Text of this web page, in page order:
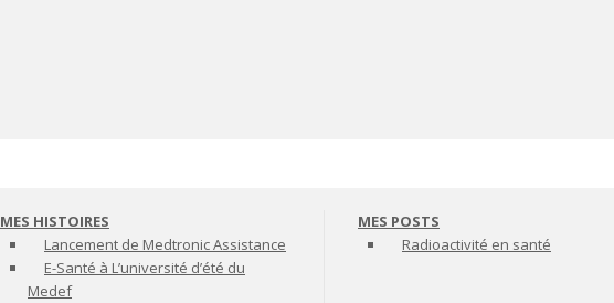
MES HISTOIRES
Lancement de Medtronic Assistance
E-Santé à L’université d’été du
Medef
MES POSTS
Radioactivité en santé